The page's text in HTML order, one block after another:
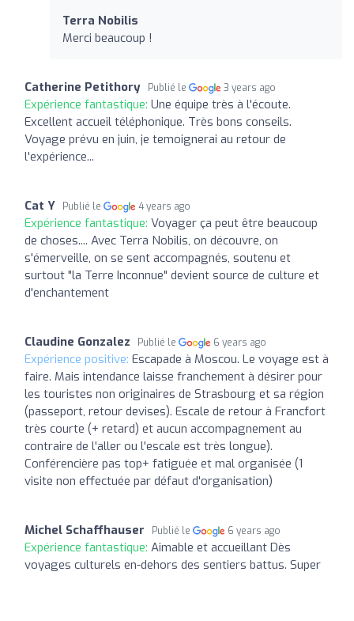
Terra Nobilis
Merci beaucoup !
Catherine Petithory Publié le 3 years ago
Expérience fantastique: Une équipe très à l'écoute.
Excellent accueil téléphonique. Très bons conseils.
Voyage prévu en juin, je temoignerai au retour de
l'expérience...
Cat Y Publié le 4 years ago
Expérience fantastique: Voyager ça peut être beaucoup
de choses.... Avec Terra Nobilis, on découvre, on
s'émerveille, on se sent accompagnés, soutenu et
surtout "la Terre Inconnue" devient source de culture et
d'enchantement
Claudine Gonzalez Publié le 6 years ago
Expérience positive: Escapade à Moscou. Le voyage est à
faire. Mais intendance laisse franchement à désirer pour
les touristes non originaires de Strasbourg et sa région
(passeport, retour devises). Escale de retour à Francfort
très courte (+ retard) et aucun accompagnement au
contraire de l'aller ou l'escale est très longue).
Conférencière pas top+ fatiguée et mal organisée (1
visite non effectuée par défaut d'organisation)
Michel Schaffhauser Publié le 6 years ago
Expérience fantastique: Aimable et accueillant Dès
voyages culturels en-dehors des sentiers battus. Super